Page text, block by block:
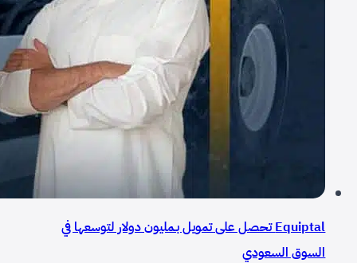
Equiptal تحصل على تمويل بـمليون دولار لتوسعها في
السوق السعودي